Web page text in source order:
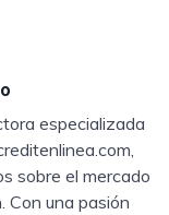
especializada
sobre el mercado
Con una pasión